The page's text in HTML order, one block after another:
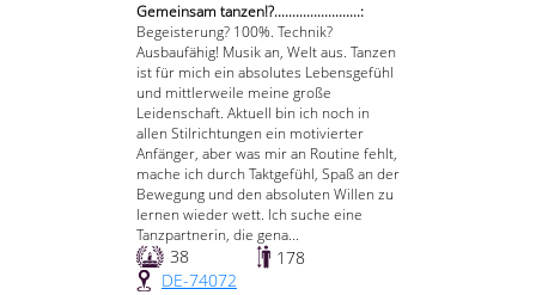
Gemeinsam tanzen!?........................:
Begeisterung? 100%. Technik?
Ausbaufähig! Musik an, Welt aus. Tanzen
ist für mich ein absolutes Lebensgefühl
und mittlerweile meine große
Leidenschaft. Aktuell bin ich noch in
allen Stilrichtungen ein motivierter
Anfänger, aber was mir an Routine fehlt,
mache ich durch Taktgefühl, Spaß an der
Bewegung und den absoluten Willen zu
lernen wieder wett. Ich suche eine
Tanzpartnerin, die gena...
38
178
DE-74072